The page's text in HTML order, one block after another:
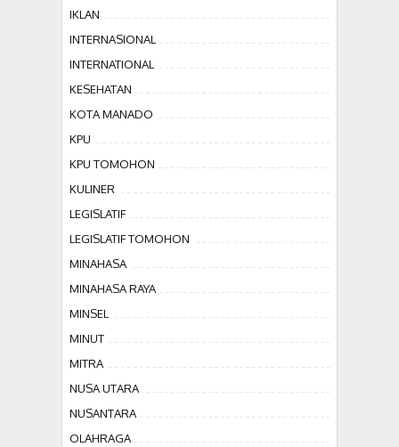
IKLAN
INTERNASIONAL
INTERNATIONAL
KESEHATAN
KOTA MANADO
KPU
KPU TOMOHON
KULINER
LEGISLATIF
LEGISLATIF TOMOHON
MINAHASA
MINAHASA RAYA
MINSEL
MINUT
MITRA
NUSA UTARA
NUSANTARA
OLAHRAGA